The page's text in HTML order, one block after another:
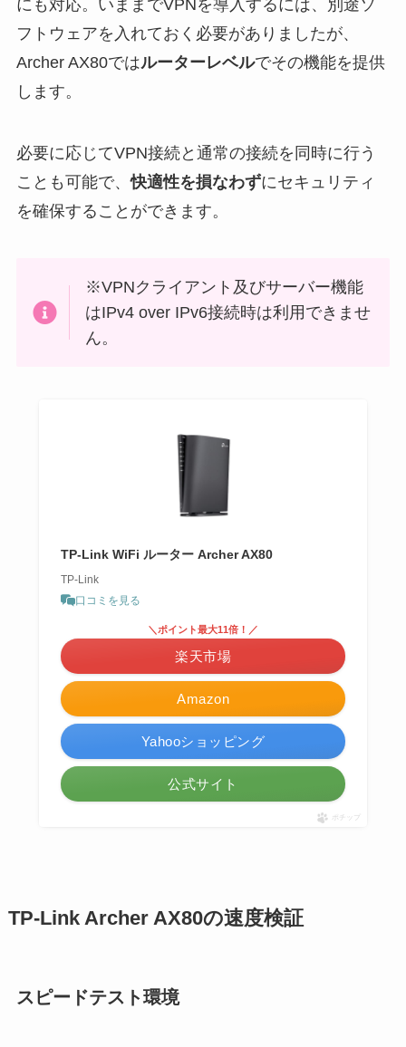
にも対応。いままでVPNを導入するには、別途ソ
フトウェアを入れておく必要がありましたが、
Archer AX80ではルーターレベルでその機能を提供
します。
必要に応じてVPN接続と通常の接続を同時に行う
ことも可能で、快適性を損なわずにセキュリティ
を確保することができます。
※VPNクライアント及びサーバー機能
はIPv4 over IPv6接続時は利用できませ
ん。
TP-Link WiFi ルーター Archer AX80
TP-Link
口コミを見る
Amazon
＼ポイント最大11倍！／
楽天市場
Yahooショッピング
公式サイト
ポチップ
TP-Link Archer AX80の速度検証
スピードテスト環境